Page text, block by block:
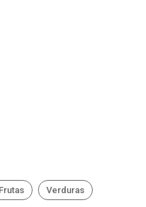
Frutas Verduras